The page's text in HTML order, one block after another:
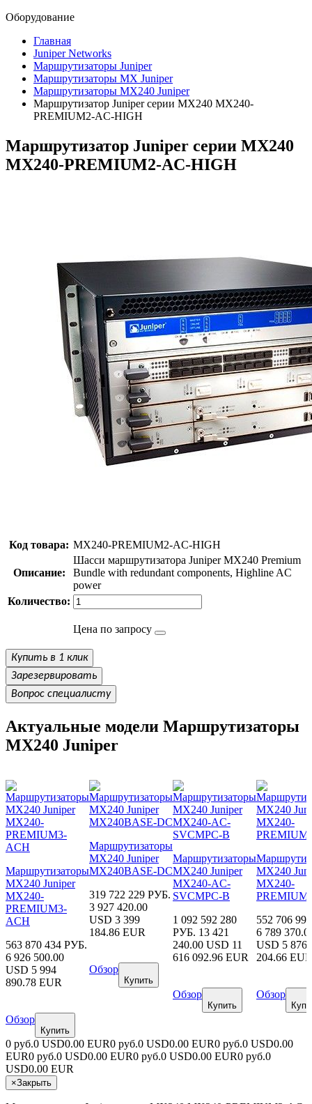
Оборудование
Главная
Juniper Networks
Маршрутизаторы Juniper
Маршрутизаторы MX Juniper
Маршрутизаторы MX240 Juniper
Маршрутизатор Juniper серии MX240 MX240-
PREMIUM2-AC-HIGH
Маршрутизатор Juniper серии MX240
MX240-PREMIUM2-AC-HIGH
Код товара: MX240-PREMIUM2-AC-HIGH
Описание:
Шасси маршрутизатора Juniper MX240 Premium
Bundle with redundant components, Highline AC
power
Количество:
Цена по запросу
Купить в 1 клик
Зарезервировать
Вопрос специалисту
Актуальные модели Маршрутизаторы
MX240 Juniper
Маршрутизаторы
MX240 Juniper
MX240-
PREMIUM3-
ACH
563 870 434 РУБ.
6 926 500.00
USD 5 994
890.78 EUR
Обзор
Купить
Маршрутизаторы
MX240 Juniper
MX240BASE-DC
319 722 229 РУБ.
3 927 420.00
USD 3 399
184.86 EUR
Обзор
Купить
Маршрутизаторы
MX240 Juniper
MX240-AC-
SVCMPC-B
1 092 592 280
РУБ. 13 421
240.00 USD 11
616 092.96 EUR
Обзор
Купить
MX240
MX240-
552 706
6 789
USD 5 876
204.66 EUR
Обзор
0 руб.0 USD0.00 EUR0 руб.0 USD0.00 EUR0 руб.0 USD0.00
EUR0 руб.0 USD0.00 EUR0 руб.0 USD0.00 EUR0 руб.0
USD0.00 EUR
×Закрыть